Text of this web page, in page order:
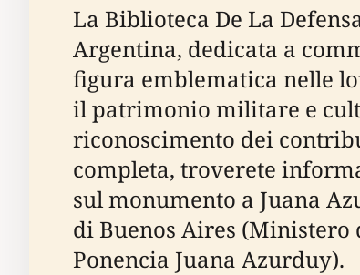
La Biblioteca De La
Argentina, dedicata a
figura emblematica nelle
il patrimonio militare e
riconoscimento dei
completa, troverete
sul monumento a Juana
di Buenos Aires (Ministero
Ponencia Juana Azurduy).